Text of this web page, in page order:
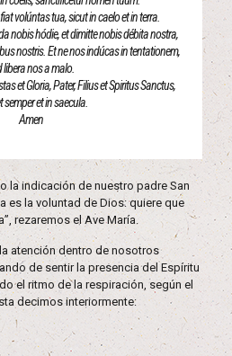
volúntas tua, sicut in caelo et in terra.
nobis hódie, et dimitte nobis débita nostra,
nostris. Et ne nos indúcas in tentationem,
libera nos a malo.
et Gloria, Pater, Filius et Spiritus Sanctus,
semper et in saecula.
Amen
la indicación de nuestro padre San
es la voluntad de Dios: quiere que
rezaremos el Ave María.
atención dentro de nosotros
de sentir la presencia del Espíritu
el ritmo de la respiración, según el
decimos interiormente: